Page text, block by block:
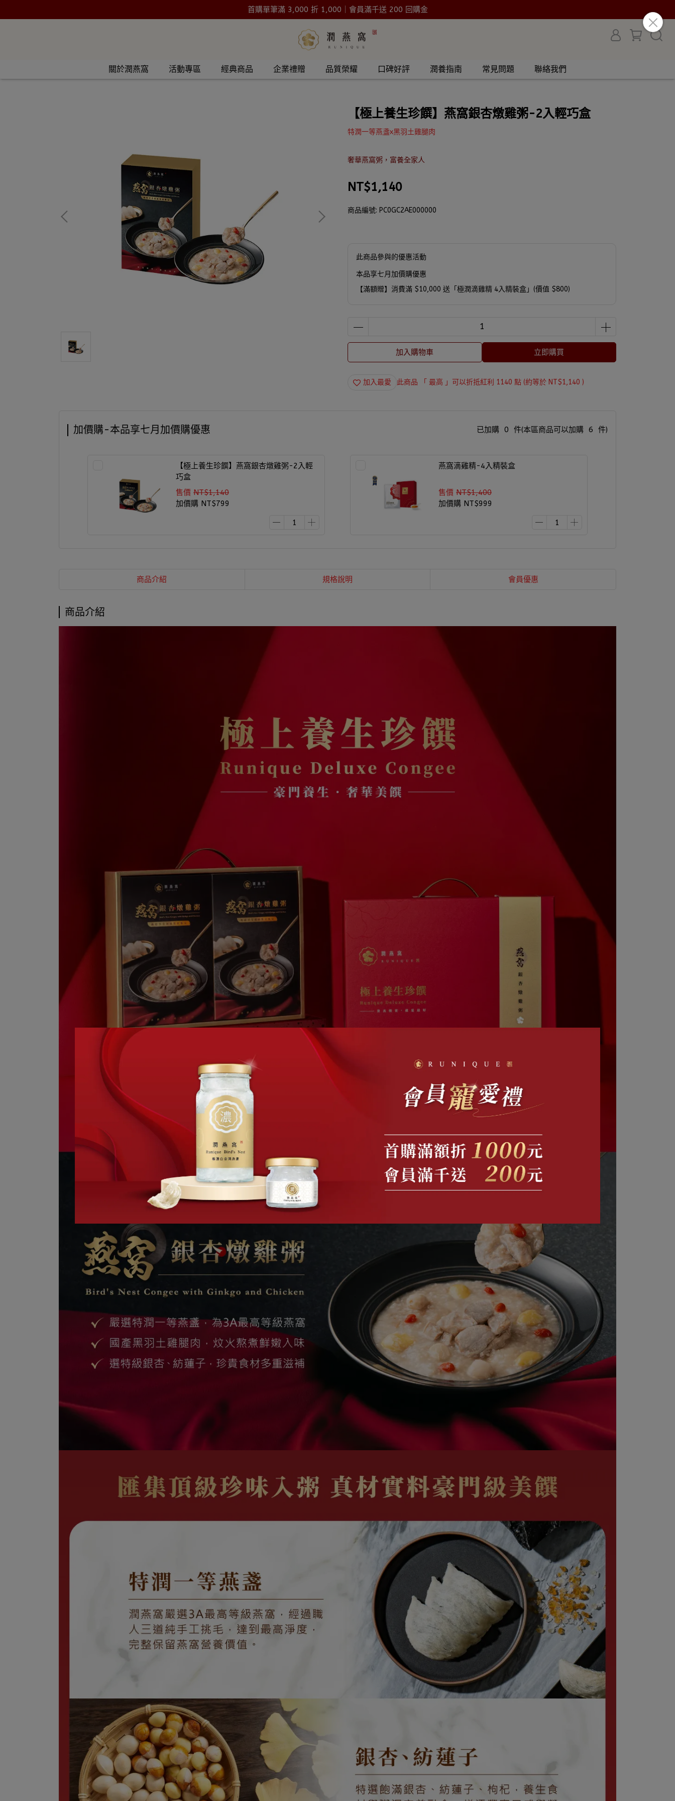
首購單筆滿 3,000 折 1,000｜會員滿千送 200 回購金
關於潤燕窩 活動專區 經典商品 企業禮贈 品質榮耀 口碑好評 潤養指南 常見問題 聯絡我們
【極上養生珍饌】燕窩銀杏燉雞粥-2入輕巧盒
特潤一等燕盞x黑羽土雞腿肉
奢華燕窩粥，富養全家人
NT$1,140
商品編號: PC0GC2AE000000
此商品參與的優惠活動
本品享七月加價購優惠
【滿額贈】消費滿 $10,000 送「極潤滴雞精 4入精裝盒」(價值 $800)
加入購物車 立即購買
加入最愛 此商品 「 最高 」可以折抵紅利 1140 點 (約等於 NT$1,140 )
加價購-本品享七月加價購優惠 已加購 0 件(本區商品可以加購 6 件)
【極上養生珍饌】燕窩銀杏燉雞粥-2入輕
巧盒
售價 NT$1,140
加價購 NT$799
燕窩滴雞精-4入精裝盒
售價 NT$1,400
加價購 NT$999
商品介紹 規格說明 會員優惠
商品介紹